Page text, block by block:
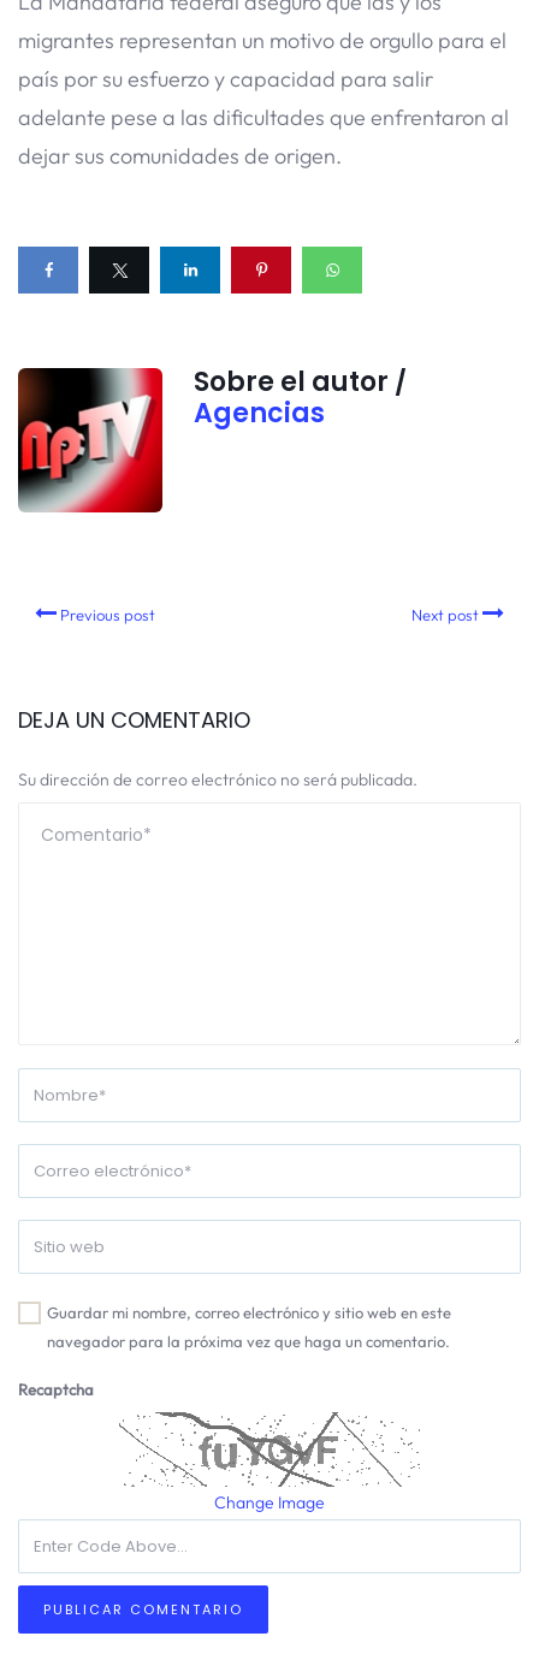
migrantes representan un motivo de orgullo para el
país por su esfuerzo y capacidad para salir
adelante pese a las dificultades que enfrentaron al
dejar sus comunidades de origen.
Sobre el autor /
Agencias
Previous post Next post
DEJA UN COMENTARIO
Su dirección de correo electrónico no será publicada.
Guardar mi nombre, correo electrónico y sitio web en este
navegador para la próxima vez que haga un comentario.
Recaptcha
Change Image